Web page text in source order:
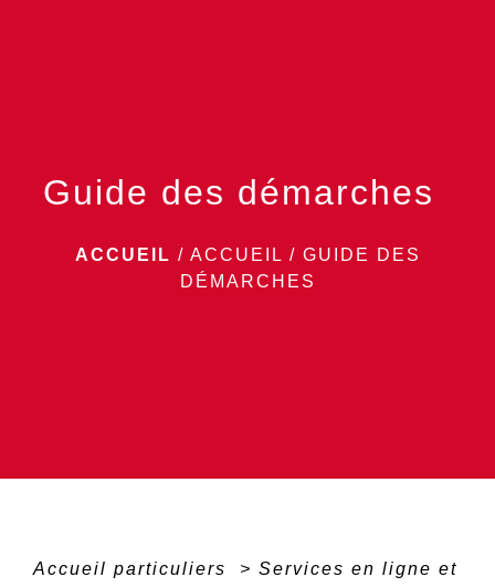
Guide des démarches
ACCUEIL / ACCUEIL / GUIDE DES
DÉMARCHES
Accueil particuliers > Services en ligne et